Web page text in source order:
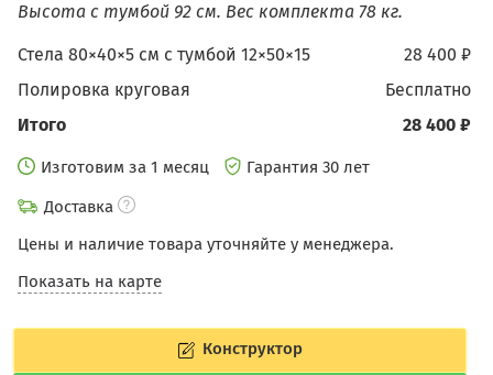
Высота с тумбой 92 см. Вес комплекта 78 кг.
28 400 ₽
Стела 80×40×5 см c тумбой 12×50×15
бесплатно
Полировка круговая
28 400 ₽
Итого
Изготовим за 1 месяц
Гарантия 30 лет
Доставка
Цены и наличие товара уточняйте у менеджера.
Показать на карте
Конструктор